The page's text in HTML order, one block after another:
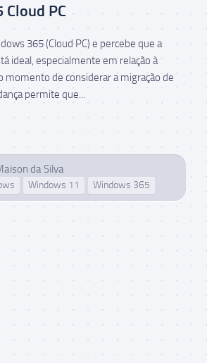
PC
365 (Cloud PC) e percebe que a
ideal, especialmente em relação à
momento de considerar a migração de
permite que...
da Silva
Windows 11 Windows 365